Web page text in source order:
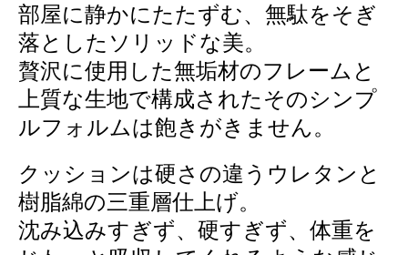
部屋に静かにたたずむ、無駄をそぎ
落としたソリッドな美。
贅沢に使用した無垢材のフレームと
上質な生地で構成されたそのシンプ
ルフォルムは飽きがきません。
クッションは硬さの違うウレタンと
樹脂綿の三重層仕上げ。
沈み込みすぎず、硬すぎず、体重を